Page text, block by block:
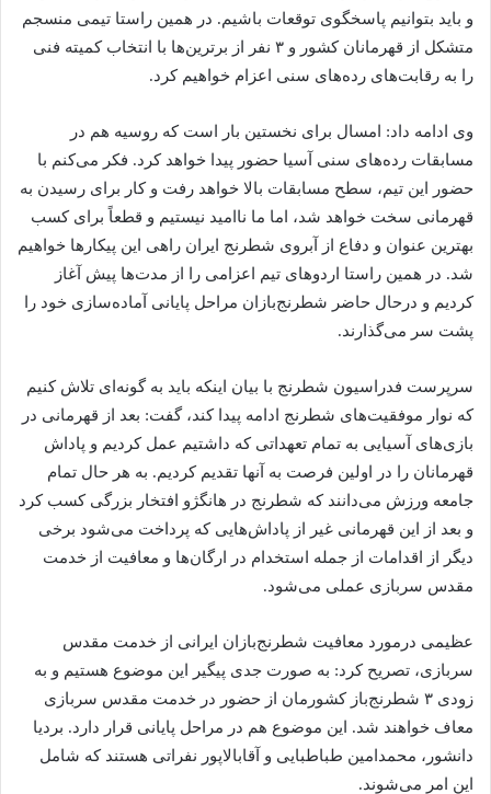
و باید بتوانیم پاسخگوی توقعات باشیم. در همین راستا تیمی منسجم
متشکل از قهرمانان کشور و ۳ نفر از برترین‌ها با انتخاب کمیته فنی
را به رقابت‌های رده‌های سنی اعزام خواهیم کرد.
وی ادامه داد: امسال برای نخستین بار است که روسیه هم در
مسابقات رده‌های سنی آسیا حضور پیدا خواهد کرد. فکر می‌کنم با
حضور این تیم، سطح مسابقات بالا خواهد رفت و کار برای رسیدن به
قهرمانی سخت خواهد شد، اما ما ناامید نیستیم و قطعاً برای کسب
بهترین عنوان و دفاع از آبروی شطرنج ایران راهی این پیکارها خواهیم
شد. در همین راستا اردوهای تیم اعزامی را از مدت‌ها پیش آغاز
کردیم و درحال حاضر شطرنج‌بازان مراحل پایانی آماده‌سازی خود را
پشت سر می‌گذارند.
سرپرست فدراسیون شطرنج با بیان اینکه باید به گونه‌ای تلاش کنیم
که نوار موفقیت‌های شطرنج ادامه پیدا کند، گفت: بعد از قهرمانی در
بازی‌های آسیایی به تمام تعهداتی که داشتیم عمل کردیم و پاداش
قهرمانان را در اولین فرصت به آنها تقدیم کردیم. به هر حال تمام
جامعه ورزش می‌دانند که شطرنج در هانگژو افتخار بزرگی کسب کرد
و بعد از این قهرمانی غیر از پاداش‌هایی که پرداخت می‌شود برخی
دیگر از اقدامات از جمله استخدام در ارگان‌ها و معافیت از خدمت
مقدس سربازی عملی می‌شود.
عظیمی درمورد معافیت شطرنج‌بازان ایرانی از خدمت مقدس
سربازی، تصریح کرد: به صورت جدی پیگیر این موضوع هستیم و به
زودی ۳ شطرنج‌باز کشورمان از حضور در خدمت مقدس سربازی
معاف خواهند شد. این موضوع هم در مراحل پایانی قرار دارد. بردیا
دانشور، محمدامین طباطبایی و آقابالاپور نفراتی هستند که شامل
این امر می‌شوند.